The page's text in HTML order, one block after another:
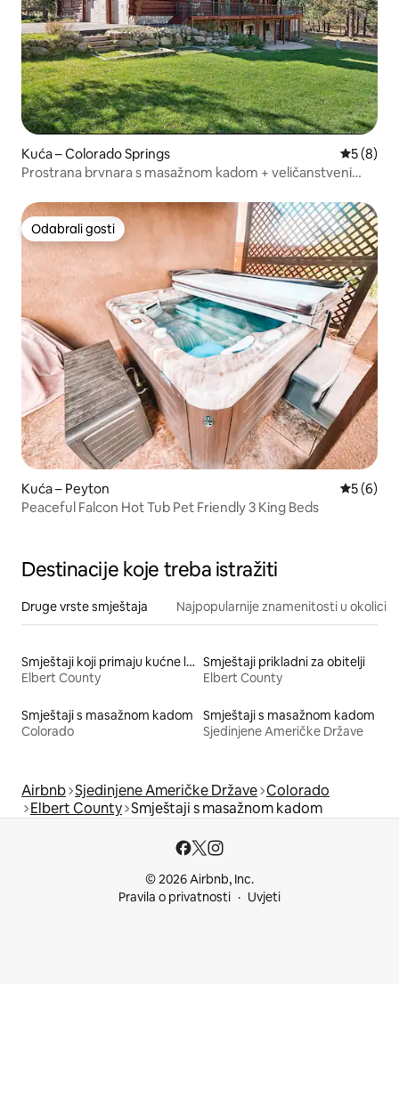
Kuća – Colorado Springs
5 (8)
Prostrana brvnara s masažnom kadom + veličanstveni
Odabrali gosti
Odabrali gosti
Kuća – Peyton
5 (6)
Peaceful Falcon Hot Tub Pet Friendly 3 King Beds
Destinacije koje treba istražiti
Druge vrste smještaja Najpopularnije znamenitosti u okolici
Smještaji koji primaju kućne ljubimce
Elbert County
Smještaji prikladni za obitelji
Elbert County
Smještaji s masažnom kadom
Colorado
Smještaji s masažnom kadom
Sjedinjene Američke Države
Airbnb Sjedinjene Američke Države Colorado
Elbert County Smještaji s masažnom kadom
© 2026 Airbnb, Inc.
Pravila o privatnosti
Uvjeti